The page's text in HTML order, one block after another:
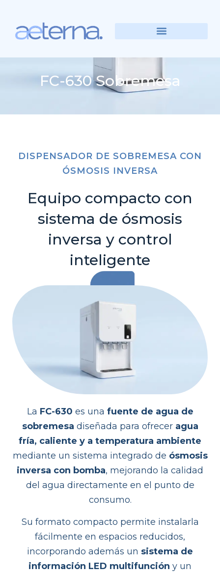
FC-630 Sobremesa
DISPENSADOR DE SOBREMESA CON
ÓSMOSIS INVERSA
Equipo compacto con
sistema de ósmosis
inversa y control
inteligente
La FC-630 es una fuente de agua de
sobremesa diseñada para ofrecer agua
fría, caliente y a temperatura ambiente
mediante un sistema integrado de ósmosis
inversa con bomba, mejorando la calidad
del agua directamente en el punto de
consumo.
Su formato compacto permite instalarla
fácilmente en espacios reducidos,
incorporando además un sistema de
información LED multifunción y un